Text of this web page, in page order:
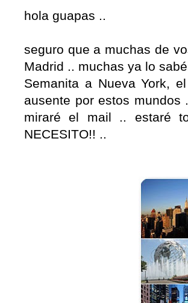
hola guapas ..
seguro que a muchas de
Madrid .. muchas ya lo
Semanita a Nueva York,
ausente por estos
miraré el mail .. estaré
NECESITO!! ..